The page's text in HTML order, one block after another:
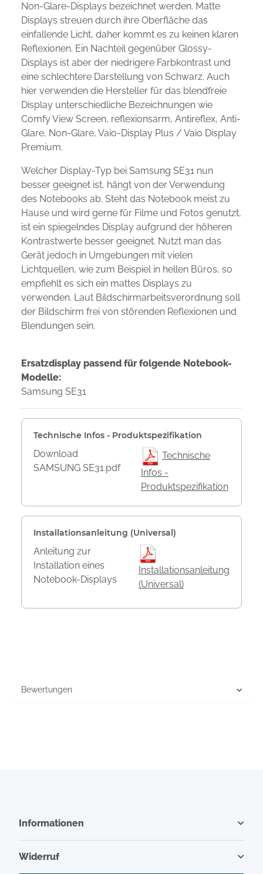
Non-Glare-Displays bezeichnet werden. Matte
Displays streuen durch ihre Oberfläche das
einfallende Licht, daher kommt es zu keinen klaren
Reflexionen. Ein Nachteil gegenüber Glossy-
Displays ist aber der niedrigere Farbkontrast und
eine schlechtere Darstellung von Schwarz. Auch
hier verwenden die Hersteller für das blendfreie
Display unterschiedliche Bezeichnungen wie
Comfy View Screen, reflexionsarm, Antireflex, Anti-
Glare, Non-Glare, Vaio-Display Plus / Vaio Display
Premium.
Welcher Display-Typ bei Samsung SE31 nun
besser geeignet ist, hängt von der Verwendung
des Notebooks ab. Steht das Notebook meist zu
Hause und wird gerne für Filme und Fotos genutzt,
ist ein spiegelndes Display aufgrund der höheren
Kontrastwerte besser geeignet. Nutzt man das
Gerät jedoch in Umgebungen mit vielen
Lichtquellen, wie zum Beispiel in hellen Büros, so
empfiehlt es sich ein mattes Displays zu
verwenden. Laut Bildschirmarbeitsverordnung soll
der Bildschirm frei von störenden Reflexionen und
Blendungen sein.
Ersatzdisplay passend für folgende Notebook-
Modelle:
Samsung SE31
Technische Infos - Produktspezifikation
Download
SAMSUNG SE31.pdf
Technische
Infos -
Produktspezifikation
Installationsanleitung (Universal)
Anleitung zur
Installation eines
Notebook-Displays
Installationsanleitung
(Universal)
Bewertungen
Informationen
Widerruf